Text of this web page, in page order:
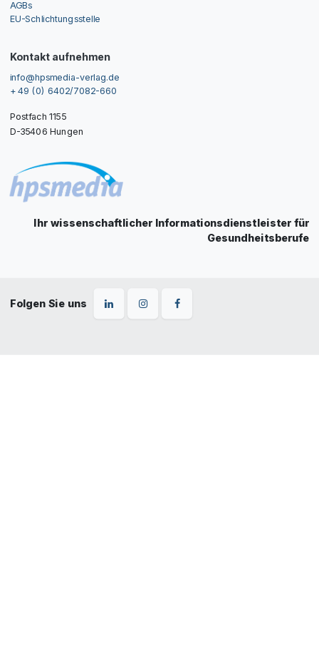
AGBs
EU-Schlichtungsstelle
Kontakt aufnehmen
info@hpsmedia-verlag.de
+ 49 (0) 6402/7082-660
Postfach 1155
D-35406 Hungen
Ihr wissenschaftlicher Informationsdienstleister für
Gesundheitsberufe
Folgen Sie uns